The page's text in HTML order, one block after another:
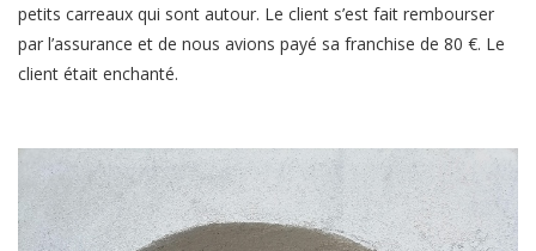
petits carreaux qui sont autour. Le client s’est fait rembourser
par l’assurance et de nous avions payé sa franchise de 80 €. Le
client était enchanté.